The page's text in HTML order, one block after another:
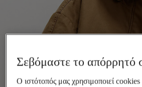
Σεβόμαστε το απόρρητό
Ο ιστότοπός μας χρησιμοποιεί cookies